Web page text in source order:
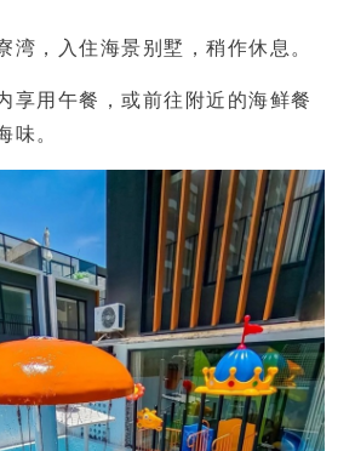
湾，入住海景别墅，稍作休息。
享用午餐，或前往附近的海鲜餐
味。